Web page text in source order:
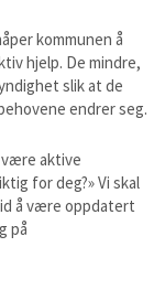
kommunen å
hjelp. De mindre,
slik at de
endrer seg.
aktive
for deg?» Vi skal
å være oppdatert
på